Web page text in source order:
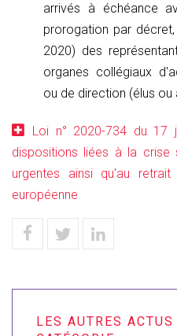
arrivés à échéance
prorogation par
2020) des
organes collégiaux
ou de direction (élus
Loi n° 2020-734 du 17
dispositions liées à la crise
urgentes ainsi qu'au
européenne